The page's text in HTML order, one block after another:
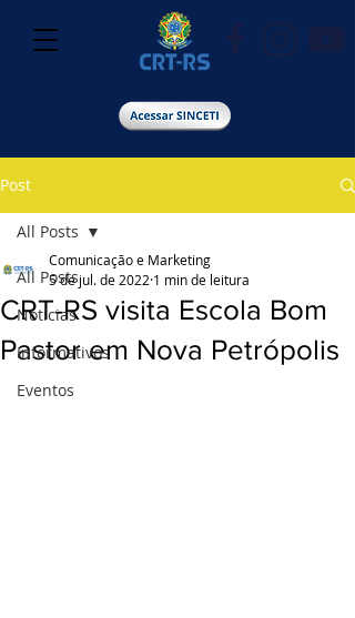
Post
All Posts
Notícias
Informativos
Eventos
All Posts
CRT-RS visita Escola Bom
Pastor em Nova Petrópolis
Comunicação e Marketing
5 de jul. de 2022 1 min de leitura